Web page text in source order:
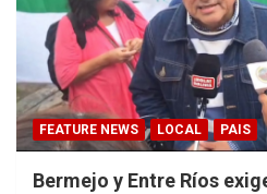
FEATURE NEWS LOCAL PAIS
Bermejo y Entre Ríos